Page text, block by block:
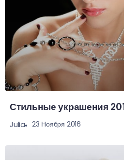
Стильные украшения
Julia 23 Ноября 2016